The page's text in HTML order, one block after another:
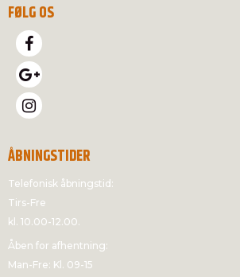
FØLG OS
ÅBNINGSTIDER
Telefonisk åbningstid:
Tirs-Fre
kl. 10.00-12.00.
Åben for afhentning:
Man-Fre: Kl. 09-15